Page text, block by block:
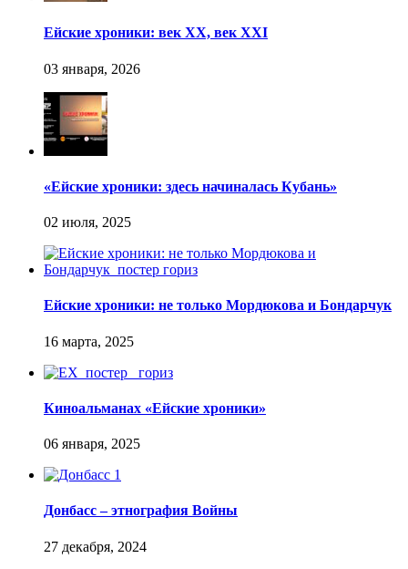
Ейские хроники: век XX, век XXI
«Ейские хроники: здесь начиналась Кубань»
Ейские хроники: не только Мордюкова и Бондарчук
Киноальманах «Ейские хроники»
Донбасс – этнография Войны